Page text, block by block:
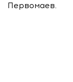
Первомаев.